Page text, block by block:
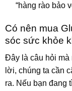
“hàng rào bảo
Có nên mua
sóc sức khỏe
Đây là câu hỏi
lời, chúng ta cần
ra. Nếu bạn đang